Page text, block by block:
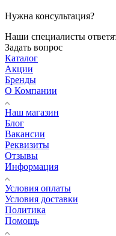
Нужна консультация?
Наши специалисты
Задать вопрос
Каталог
Акции
Бренды
О Компании
Наш магазин
Блог
Вакансии
Реквизиты
Отзывы
Информация
Условия оплаты
Условия доставки
Политика
Помощь